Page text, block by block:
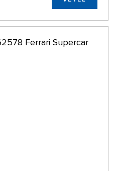
Ferrari Supercar